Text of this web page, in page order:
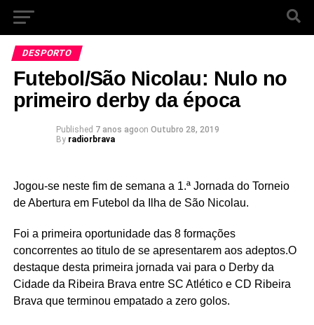
DESPORTO
Futebol/São Nicolau: Nulo no
primeiro derby da época
Published 7 anos agoon Outubro 28, 2019
By radiorbrava
Jogou-se neste fim de semana a 1.ª Jornada do Torneio
de Abertura em Futebol da Ilha de São Nicolau.
Foi a primeira oportunidade das 8 formações
concorrentes ao titulo de se apresentarem aos adeptos.O
destaque desta primeira jornada vai para o Derby da
Cidade da Ribeira Brava entre SC Atlético e CD Ribeira
Brava que terminou empatado a zero golos.